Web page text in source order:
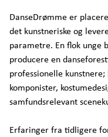
DanseDrømme er
det kunstneriske og
parametre. En flok unge
producere en
professionelle
komponister,
samfundsrelevant
Erfaringer fra tidligere